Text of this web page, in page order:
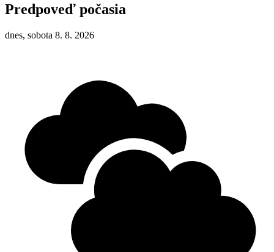
Predpoveď počasia
dnes, sobota 8. 8. 2026